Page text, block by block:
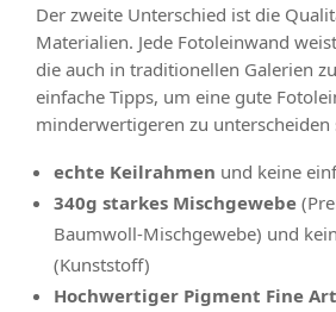
Der zweite Unterschied ist die
Materialien. Jede Fotoleinwand
die auch in traditionellen Galerien
einfache Tipps, um eine gute
minderwertigeren zu unterscheiden
echte Keilrahmen und keine
340g starkes Mischgewebe
Baumwoll-Mischgewebe) und
(Kunststoff)
Hochwertiger Pigment Fine